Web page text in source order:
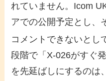
れていません。Icom
アでの公開予定とし、
コメントできないとし
段階で「X-026がすぐ
を先延ばしにするのは